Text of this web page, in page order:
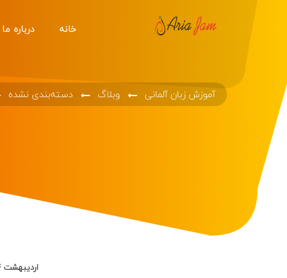
خانه درباره ما
آموزش زبان آلمانی وبلاگ دسته‌بندی نشده
اردیبهشت ۲۴, ۱۴۰۵